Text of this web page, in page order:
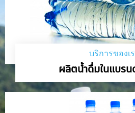
บริการของเ
ผลิตน้ำดื่มในแบร